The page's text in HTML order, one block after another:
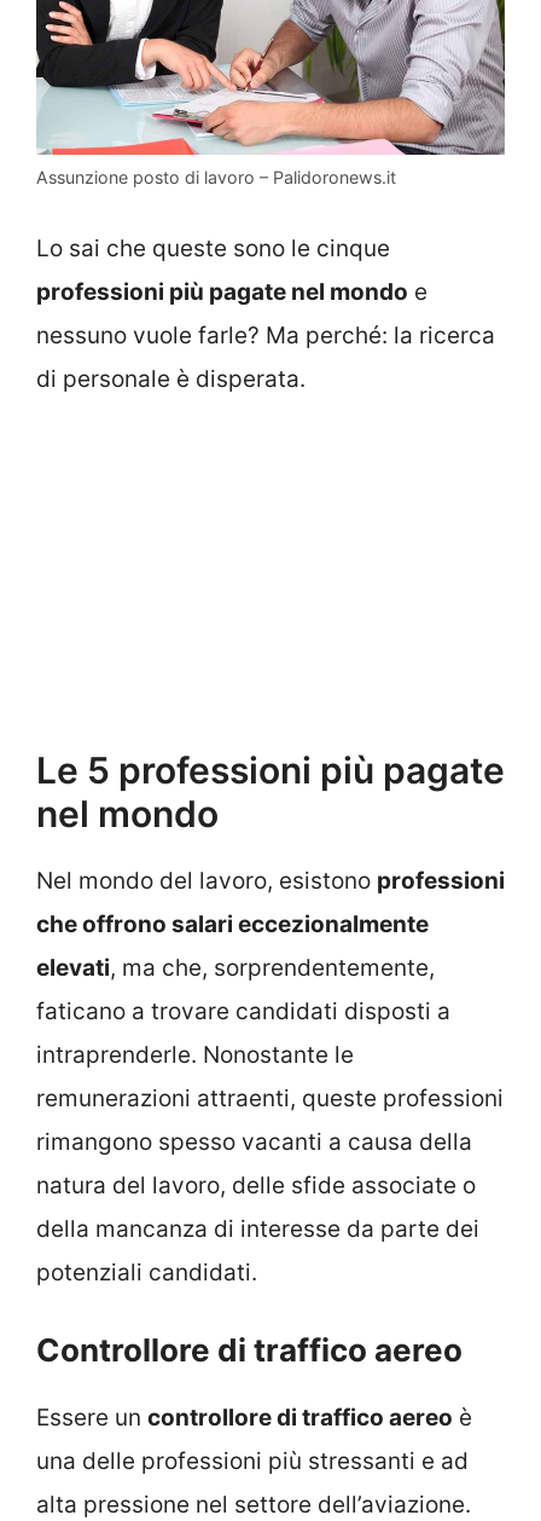
Assunzione posto di lavoro – Palidoronews.it
Lo sai che queste sono le cinque
professioni più pagate nel mondo e
nessuno vuole farle? Ma perché: la ricerca
di personale è disperata.
Le 5 professioni più pagate
nel mondo
Nel mondo del lavoro, esistono professioni
che offrono salari eccezionalmente
elevati, ma che, sorprendentemente,
faticano a trovare candidati disposti a
intraprenderle. Nonostante le
remunerazioni attraenti, queste professioni
rimangono spesso vacanti a causa della
natura del lavoro, delle sfide associate o
della mancanza di interesse da parte dei
potenziali candidati.
Controllore di traffico aereo
Essere un controllore di traffico aereo è
una delle professioni più stressanti e ad
alta pressione nel settore dell’aviazione.